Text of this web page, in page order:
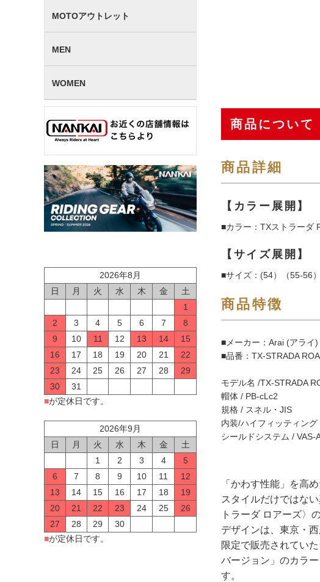
MOTOアウトレット
MEN
WOMEN
2026年8月
日
月 火 水 木 金
土
1
2
3 4 5 6 7
8
9
10 11 12 13 14
15
16
17 18 19 20 21
22
23
24 25 26 27 28
29
30
31
■が定休日です。
2026年9月
日
月 火 水 木 金
土
1
2 3 4
5
6
7 8 9 10 11
12
13
14 15 16 17 18
19
20
21 22 23 24 25
26
27
28 29
30
■が定休日です。
商品について
商品詳細
【カラー展開】
■カラー：TXストラーダ
【サイズ展開】
■サイズ：(54）（55-56
商品特徴
■メーカー：Arai (アライ)
■品番：TX-STRADA
モデル名 /TX-STRADA
帽体 / PB-cLc2
規格 / スネル・JIS
内装/ハイフィッティン
シールドシステム /
「かわす性能」を高
スタイルだけではな
トラーダ ロアーズ〉
デザインは、東京・
限定で販売されてい
バージョン」のカラ
す。